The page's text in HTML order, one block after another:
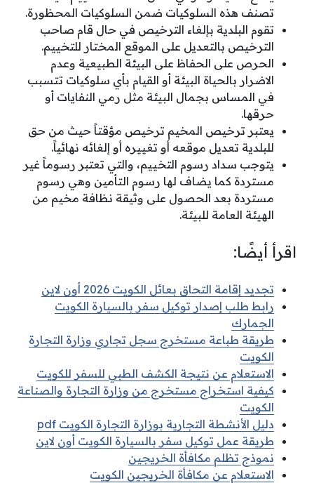
تصنف هذه السلوكيات ضمن السلوكيات المحظورة.
تقوم البلدية بإلغاء الترخيص في حال قام صاحب
الترخيص بالتعديل على الموقع المختار للتخييم.
الحرص على الحفاظ على البيئة الطبيعية وعدم
الاضرار بالحياة البيئة أو القيام بأي سلوكيات تتسبب
في المساس بجمال البيئة مثل رمي النفايات أو
حرقها.
يعتبر ترخيص المخيم ترخيص مؤقتاً حيث من حق
للبلدية تعديل موقعه أو تغييره أو إلغائه نهائياً.
يتوجب سداد رسوم التخييم، والتي تعتبر رسوماً غير
مستردة كما يضاف لها رسوم التأمين وهي رسوم
مستردة بعد الحصول على وثيقة نظافة مخيم من
الهيئة العامة للبيئة.
اقرأ أيضًا:
تجديد إقامة التحاق بعائل الكويت 2026 أون لاين
رابط طلب إصدار توكيل سفر بالسيارة الكويت
الجمارك
طريقة طباعة مستخرج سجل تجاري وزارة التجارة
الكويت
الاستعلام عن نتيجة الكشف الطبي للسفر للكويت
كيفية استخراج مستخرج من وزارة التجارة والصناعة
الكويت
دليل الأنشطة التجارية بوزارة التجارة الكويت pdf
طريقة عمل توكيل سفر بالسيارة الكويت أون لاين
نموذج تظلم مكافأة الخريجين
الاستعلام عن مكافأة الخريجين الكويت